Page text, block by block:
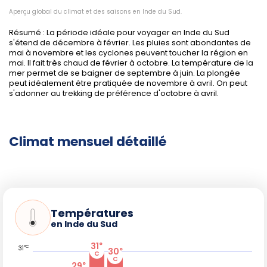
(Pongal en janvier, Onam en août-septembre,
Dasara à Mysore en octobre).
Protégez-vous des moustiques en saison humide,
vérifiez l'ouverture des parcs pour les safaris, et
équipez-vous de chaussures adaptées pour la
randonnée dans les Ghats.
Fêtes, événements et saisons
rituels et festivités sur 4 jours.
Onam(août-septembre, Kerala) : courses de
bateaux, danses traditionnelles et banquets.
Dasara de Mysore(octobre) : illuminations et
processions spectaculaires.
Aperçu global du climat et des saisons en Inde du Sud.
Résumé : La période idéale pour voyager en Inde du Sud
s'étend de décembre à février. Les pluies sont abondantes de
mai à novembre et les cyclones peuvent toucher la région en
mai. Il fait très chaud de février à octobre. La température de la
mer permet de se baigner de septembre à juin. La plongée
peut idéalement être pratiquée de novembre à avril. On peut
s'adonner au trekking de préférence d'octobre à avril.
Climat mensuel détaillé
Températures
en Inde du Sud
31°C
°
31°
C
30°
C